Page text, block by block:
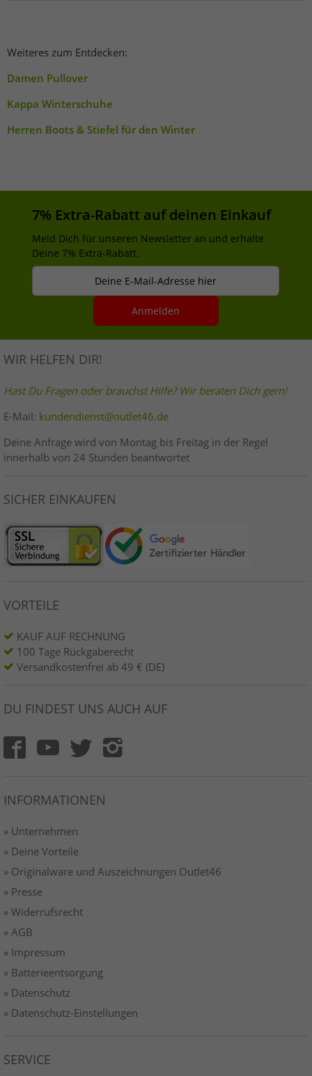
Weiteres zum Entdecken:
Damen Pullover
Kappa Winterschuhe
Herren Boots & Stiefel für den Winter
7% Extra-Rabatt auf deinen Einkauf
Meld Dich für unseren Newsletter an und erhalte
Deine 7% Extra-Rabatt.
Deine E-Mail-Adresse hier
Anmelden
WIR HELFEN DIR!
Hast Du Fragen oder brauchst Hilfe? Wir beraten Dich gern!
E-Mail: kundendienst@outlet46.de
Deine Anfrage wird von Montag bis Freitag in der Regel
innerhalb von 24 Stunden beantwortet
SICHER EINKAUFEN
VORTEILE
KAUF AUF RECHNUNG
100 Tage Rückgaberecht
Versandkostenfrei ab 49 € (DE)
DU FINDEST UNS AUCH AUF
INFORMATIONEN
» Unternehmen
» Deine Vorteile
» Originalware und Auszeichnungen Outlet46
» Presse
» Widerrufsrecht
» AGB
» Impressum
» Batterieentsorgung
» Datenschutz
» Datenschutz-Einstellungen
SERVICE